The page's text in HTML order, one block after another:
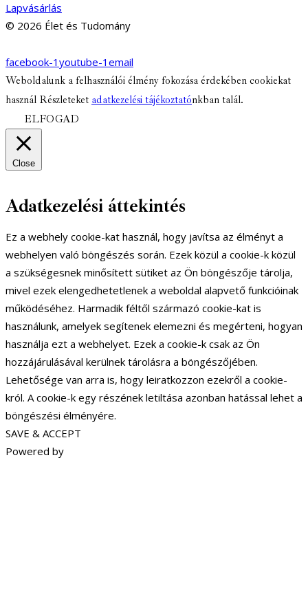
Lapvásárlás
© 2026 Élet és Tudomány
facebook-1 youtube-1 email
Weboldalunk a felhasználói élmény fokozása érdekében cookiekat
használ Részleteket adatkezelési tájékoztatónkban talál.
ELFOGAD
Close
Adatkezelési áttekintés
Ez a webhely cookie-kat használ, hogy javítsa az élményt a
webhelyen való böngészés során. Ezek közül a cookie-k közül
a szükségesnek minősített sütiket az Ön böngészője tárolja,
mivel ezek elengedhetetlenek a weboldal alapvető funkcióinak
működéséhez. Harmadik féltől származó cookie-kat is
használunk, amelyek segítenek elemezni és megérteni, hogyan
használja ezt a webhelyet. Ezek a cookie-k csak az Ön
hozzájárulásával kerülnek tárolásra a böngészőjében.
Lehetősége van arra is, hogy leiratkozzon ezekről a cookie-
król. A cookie-k egy részének letiltása azonban hatással lehet a
böngészési élményére.
SAVE & ACCEPT
Powered by